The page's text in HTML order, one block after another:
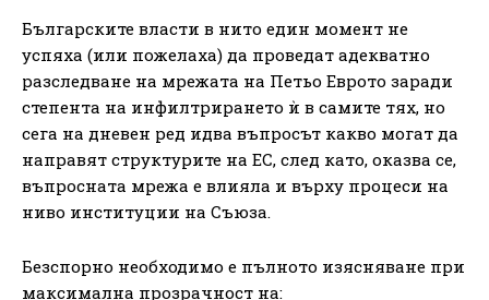
Българските власти в нито един момент не
успяха (или пожелаха) да проведат адекватно
разследване на мрежата на Петьо Еврото заради
степента на инфилтрирането ѝ в самите тях, но
сега на дневен ред идва въпросът какво могат да
направят структурите на ЕС, след като, оказва се,
въпросната мрежа е влияла и върху процеси на
ниво институции на Съюза.
Безспорно необходимо е пълното изясняване при
максимална прозрачност на: